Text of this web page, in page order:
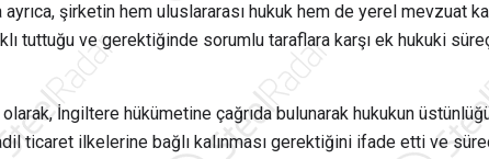
ayrıca, şirketin hem uluslararası hukuk hem de yerel mevzuat
tuttuğu ve gerektiğinde sorumlu taraflara karşı ek hukuki
İngiltere hükümetine çağrıda bulunarak hukukun
ticaret ilkelerine bağlı kalınması gerektiğini ifade etti ve